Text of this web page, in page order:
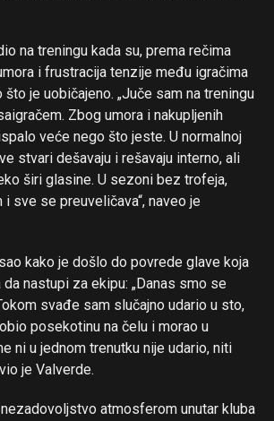
na treningu kada su, prema rečima
i frustracija tenzije među igračima
je uobičajeno. „Juče sam na treningu
Zbog umora i nakupljenih
veće nego što jeste. U normalnoj
stvari dešavaju i rešavaju interno, ali
širi glasine. U sezoni bez trofeja,
i sve se preuveličava“, naveo je
kako je došlo do povrede glave koja
nastupi za ekipu: „Danas smo se
svađe sam slučajno udario u sto,
posekotinu na čelu i morao u
ni u jednom trenutku nije udario, niti
je Valverde.
atmosferom unutar kluba